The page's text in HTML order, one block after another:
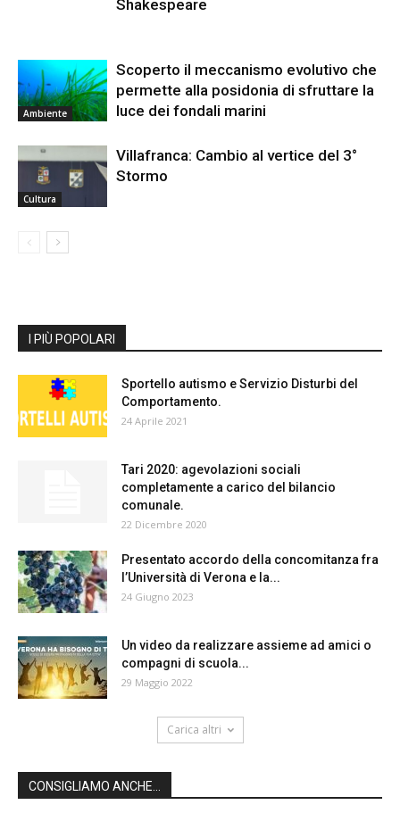
Shakespeare
Ambiente
Scoperto il meccanismo evolutivo che
permette alla posidonia di sfruttare la
luce dei fondali marini
Cultura
Villafranca: Cambio al vertice del 3°
Stormo
I PIÙ POPOLARI
Sportello autismo e Servizio Disturbi del
Comportamento.
24 Aprile 2021
Tari 2020: agevolazioni sociali
completamente a carico del bilancio
comunale.
22 Dicembre 2020
Presentato accordo della concomitanza fra
l’Università di Verona e la...
24 Giugno 2023
Un video da realizzare assieme ad amici o
compagni di scuola...
29 Maggio 2022
Carica altri
CONSIGLIAMO ANCHE...